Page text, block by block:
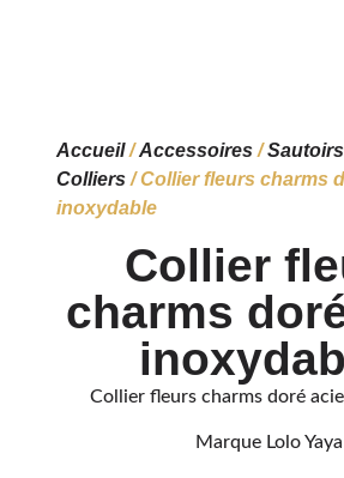
Accueil/Accessoires/
Colliers/ Collier fleurs charms
inoxydable
Collier
charms
Collier fleurs charms doré
Marque Lolo Yaya